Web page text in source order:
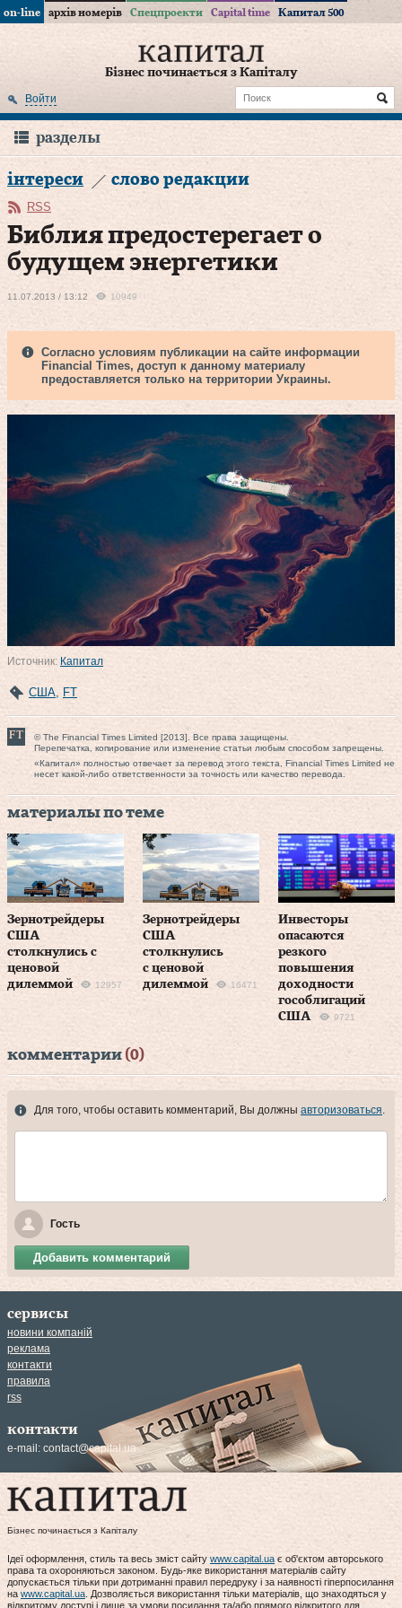
on-line архів номерів Спецпроекти Capital time Капитал 500
Бізнес починається з Капіталу
Войти
разделы
інтереси слово редакции
RSS
Библия предостерегает о
будущем энергетики
11.07.2013 / 13:12 10949
Согласно условиям публикации на сайте информации
Financial Times, доступ к данному материалу
предоставляется только на территории Украины.
Источник: Капитал
США FT
© The Financial Times Limited [2013]. Все права защищены.
Перепечатка, копирование или изменение статьи любым способом запрещены.
«Капитал» полностью отвечает за перевод этого текста, Financial Times Limited не
несет какой-либо ответственности за точность или качество перевода.
материалы по теме
Зернотрейдеры
США
столкнулись с
ценовой
дилеммой
12957
Зернотрейдеры
США
столкнулись
с ценовой
дилеммой
16471
Инвесторы
опасаются
резкого
повышения
доходности
гособлигаций
США
9721
комментарии (0)
Для того, чтобы оставить комментарий, Вы должны авторизоваться.
Гость
Добавить комментарий
сервисы
новини компаній
реклама
контакти
правила
rss
контакти
e-mail: contact@capital.ua
Бізнес починається з Капіталу
Ідеї оформлення, стиль та весь зміст сайту www.capital.ua є об'єктом авторського
права та охороняються законом. Будь-яке використання матеріалів сайту
допускається тільки при дотриманні правил передруку і за наявності гіперпосилання
наwww.capital.ua. Дозволяється використання тільки матеріалів, що знаходяться у
відкритому доступі і лише за умови посилання та/або прямого відкритого для